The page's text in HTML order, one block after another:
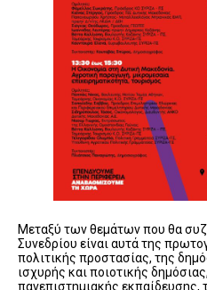
Μεταξύ των θεμάτων που θα
Συνεδρίου είναι αυτά της
πολιτικής προστασίας, της
ισχυρής και ποιοτικής
πανεπιστημιακής εκπαίδευσης,